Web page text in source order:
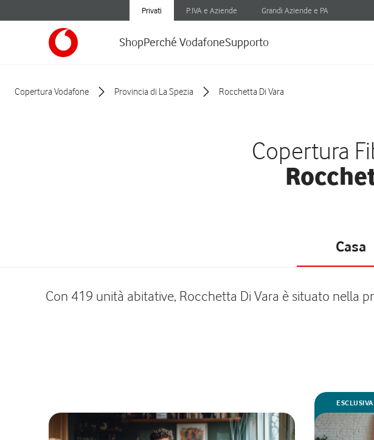
Privati P.IVA e Aziende Grandi Aziende e PA
ShopPerché VodafoneSupporto
Copertura Vodafone Provincia di La Spezia Rocchetta Di Vara
Copertura
Casa
Con 419 unità abitative, Rocchetta Di Vara è situato nella